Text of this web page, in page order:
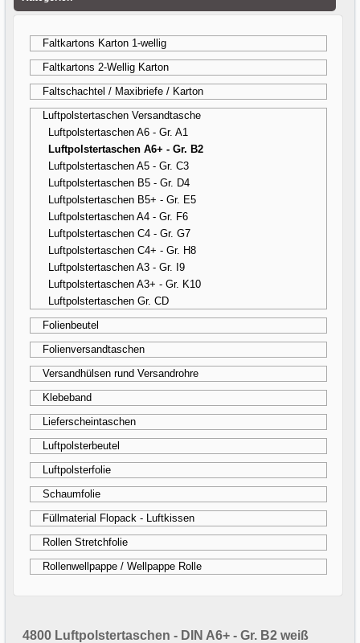
Faltkartons Karton 1-wellig
Faltkartons 2-Wellig Karton
Faltschachtel / Maxibriefe / Karton
Luftpolstertaschen Versandtasche
Luftpolstertaschen A6 - Gr. A1
Luftpolstertaschen A6+ - Gr. B2
Luftpolstertaschen A5 - Gr. C3
Luftpolstertaschen B5 - Gr. D4
Luftpolstertaschen B5+ - Gr. E5
Luftpolstertaschen A4 - Gr. F6
Luftpolstertaschen C4 - Gr. G7
Luftpolstertaschen C4+ - Gr. H8
Luftpolstertaschen A3 - Gr. I9
Luftpolstertaschen A3+ - Gr. K10
Luftpolstertaschen Gr. CD
Folienbeutel
Folienversandtaschen
Versandhülsen rund Versandrohre
Klebeband
Lieferscheintaschen
Luftpolsterbeutel
Luftpolsterfolie
Schaumfolie
Füllmaterial Flopack - Luftkissen
Rollen Stretchfolie
Rollenwellpappe / Wellpappe Rolle
4800 Luftpolstertaschen - DIN A6+ - Gr. B2 weiß